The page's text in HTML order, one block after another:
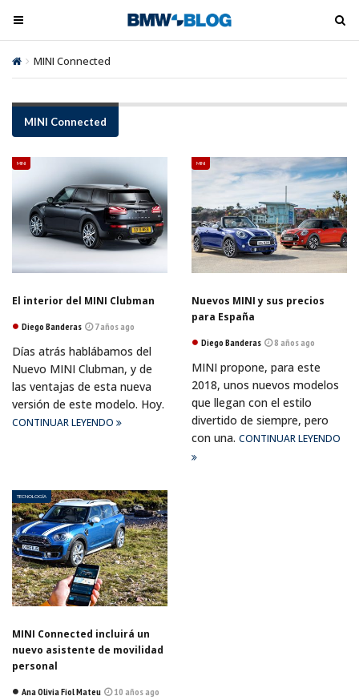
M
e
n
ú
o
g
l
e
M
e
ú
g
l
e
MINI Connected
MINI Connected
MINI
El interior del MINI Clubman
Diego Banderas 7 años ago
Días atrás hablábamos del
Nuevo MINI Clubman, y de
las ventajas de esta nueva
versión de este modelo. Hoy.
CONTINUAR LEYENDO
MINI
Nuevos MINI y sus precios
para España
Diego Banderas 8 años ago
MINI propone, para este
2018, unos nuevos modelos
que llegan con el estilo
divertido de siempre, pero
con una. CONTINUAR LEYENDO
TECNOLOGÍA
MINI Connected incluirá un
nuevo asistente de movilidad
personal
Ana Olivia Fiol Mateu 10 años ago